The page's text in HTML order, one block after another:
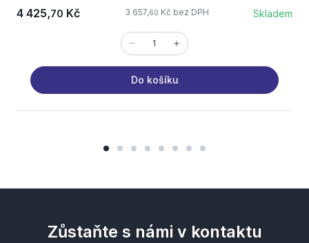
4 425,70 Kč 3 657,60 Kč bez DPH Skladem
Do košíku
Zůstaňte s námi v kontaktu